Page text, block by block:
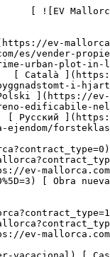
es/inmobiliaria-mallorca?contract_type=0) [ Casa ](https://ev-mallorca.com/es/inmobiliaria-mallorca?contract_type=0&type%5B0%5D=0) [ Finca ](https://ev-mallorca.com/es/inmobiliaria-mallorca?contract_type=0&type%5B0%5D=1) [ Apartamento ](https://ev-mallorca.com/es/inmobiliaria-mallorca?contract_type=0&type%5B0%5D=2) [ Ático ](https://ev-mallorca.com/es/inmobiliaria-mallorca?contract_type=0&type%5B0%5D=5) [ Solares ](https://ev-mallorca.com/es/inmobiliaria-mallorca?contract_type=0&type%5B0%5D=3) [ Obra nueva ](https://ev-mallorca.com/es/inmobiliaria-mallorca?contract_type=0&type%5B0%5D=development) 

   Alquilar     [ Todas las propiedades ](https://ev-mallorca.com/es/inmobiliaria-mallorca?contract_type=1) [ Casa ](https://ev-mallorca.com/es/inmobiliaria-mallorca?contract_type=1&type%5B0%5D=0) [ Finca ](https://ev-mallorca.com/es/inmobiliaria-mallorca?contract_type=1&type%5B0%5D=1) [ Apartamento ](https://ev-mallorca.com/es/inmobiliaria-